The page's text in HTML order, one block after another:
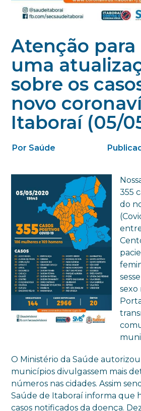
Atenção para
uma
sobre os
novo
Itaboraí (05/
Por Saúde
355
do
entre
sexo
O Ministério da Saúde
municípios divulgassem mais
números nas cidades. Assim
Saúde de Itaboraí informa que
casos notificados da doença.